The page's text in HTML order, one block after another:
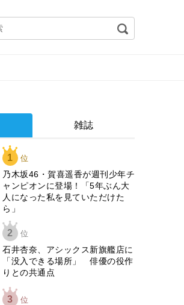
雑誌
1 位
乃木坂46・賀喜遥香が週刊少年チ
ャンピオンに登場！「5年ぶん大
人になった私を見ていただけた
ら」
2 位
石井杏奈、アシックス新旗艦店に
「没入できる場所」 俳優の役作
りとの共通点
3 位